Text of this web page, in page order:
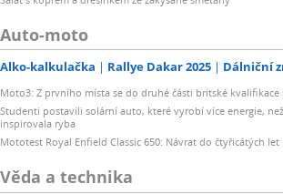
Auto-moto
Alko-kalkulačka Rallye Dakar 2025 Dálniční
Moto3: Z prvního místa se do druhé části britské kvalifikace
Studenti postavili solární auto, které vyrobí více energie,
inspirovala ryba
Mototest Royal Enfield Classic 650: Návrat do čtyřicátých let
Věda a technika